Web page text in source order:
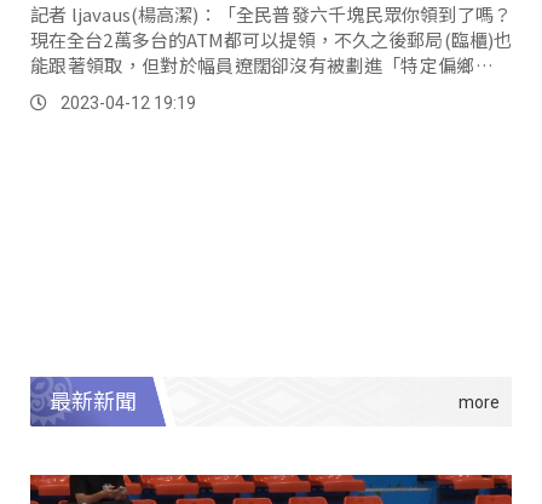
記者 ljavaus(楊高潔)：「全民普發六千塊民眾你領到了嗎？
現在全台2萬多台的ATM都可以提領，不久之後郵局(臨櫃)也
能跟著領取，但對於幅員遼闊卻沒有被劃進「特定偏鄉」的
阿里山族人來說，領個六千塊所要耗費的時間成本根本就是
天差地遠。
2023-04-12 19:19
最新新聞